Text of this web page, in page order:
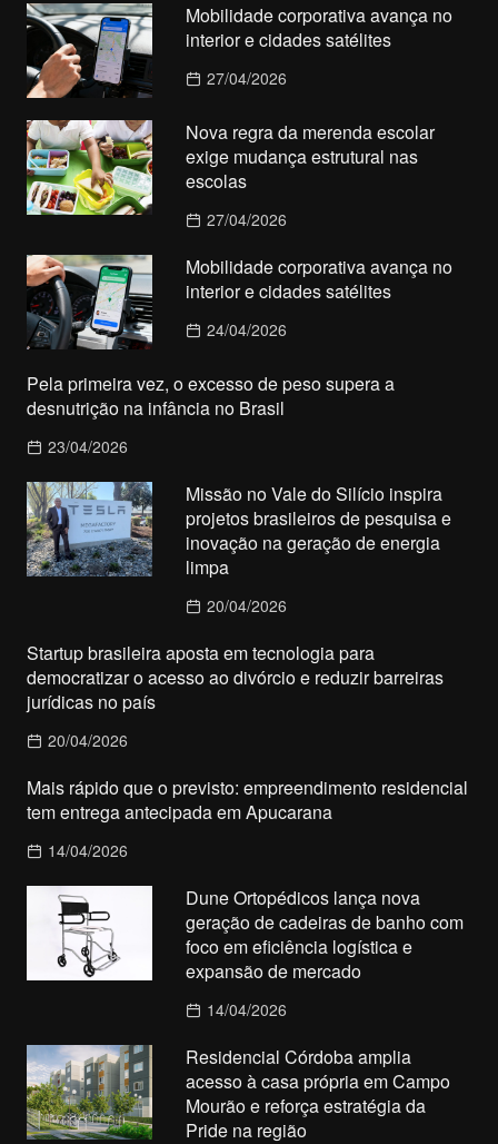
Mobilidade corporativa avança no
interior e cidades satélites
27/04/2026
Nova regra da merenda escolar
exige mudança estrutural nas
escolas
27/04/2026
Mobilidade corporativa avança no
interior e cidades satélites
24/04/2026
Pela primeira vez, o excesso de peso supera a
desnutrição na infância no Brasil
23/04/2026
Missão no Vale do Silício inspira
projetos brasileiros de pesquisa e
inovação na geração de energia
limpa
20/04/2026
Startup brasileira aposta em tecnologia para
democratizar o acesso ao divórcio e reduzir barreiras
jurídicas no país
20/04/2026
Mais rápido que o previsto: empreendimento residencial
tem entrega antecipada em Apucarana
14/04/2026
Dune Ortopédicos lança nova
geração de cadeiras de banho com
foco em eficiência logística e
expansão de mercado
14/04/2026
Residencial Córdoba amplia
acesso à casa própria em Campo
Mourão e reforça estratégia da
Pride na região